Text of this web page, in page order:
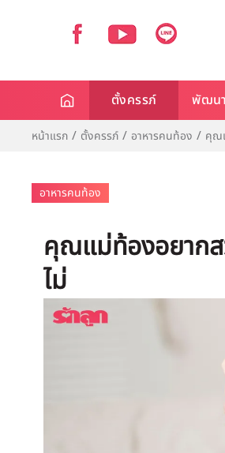
ตั้งครรภ์ พัฒน
หน้าแรก ตั้งครรภ์ อาหารคนท้อง คุณ
อาหารคนท้อง
คุณแม่ท้องอยากส
ไม่